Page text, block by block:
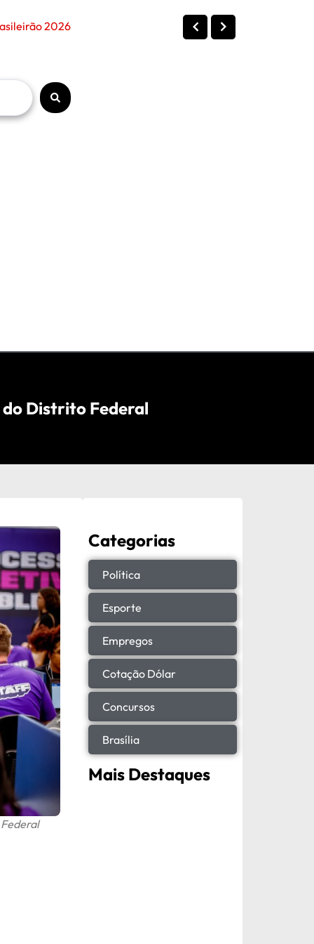
do Distrito Federal
Categorias
Política
Esporte
Empregos
Cotação Dólar
Concursos
Brasília
Mais Destaques